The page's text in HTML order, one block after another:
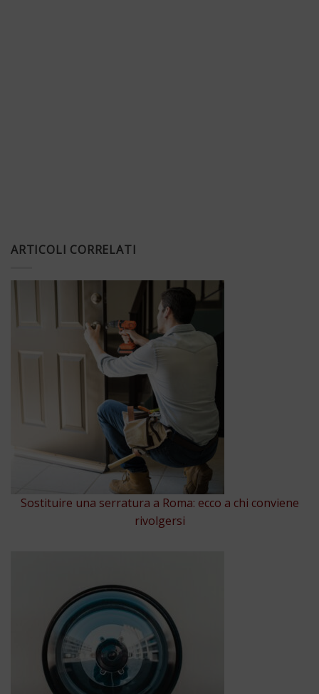
ARTICOLI CORRELATI
Sostituire una serratura a Roma: ecco a chi conviene
rivolgersi